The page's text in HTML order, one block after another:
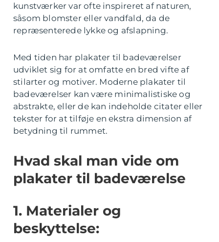
kunstværker var ofte inspireret af naturen,
såsom blomster eller vandfald, da de
repræsenterede lykke og afslapning.
Med tiden har plakater til badeværelser
udviklet sig for at omfatte en bred vifte af
stilarter og motiver. Moderne plakater til
badeværelser kan være minimalistiske og
abstrakte, eller de kan indeholde citater eller
tekster for at tilføje en ekstra dimension af
betydning til rummet.
Hvad skal man vide om
plakater til badeværelse
1. Materialer og
beskyttelse: